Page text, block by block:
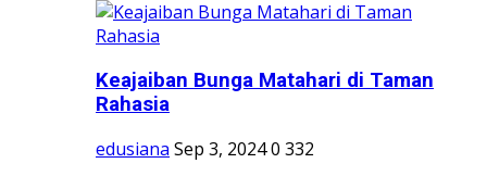
Keajaiban Bunga Matahari di Taman
Rahasia
edusiana Sep 3, 20240 332